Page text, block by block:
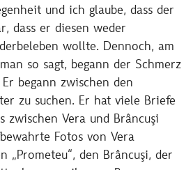
und ich glaube, dass der
dass er diesen weder
wollte. Dennoch, am
so sagt, begann der Schmerz
begann zwischen den
zu suchen. Er hat viele Briefe
zwischen Vera und Brâncuşi
Fotos von Vera
„Prometeu“, den Brâncuşi, der